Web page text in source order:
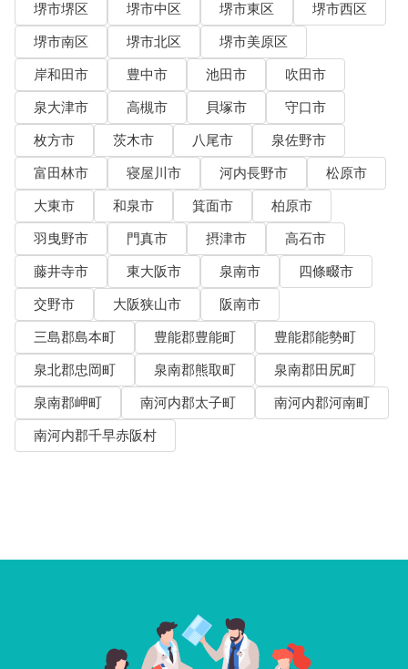
堺市堺区
堺市中区 堺市東区
堺市西区
堺市南区
堺市北区
堺市美原区
岸和田市
豊中市 池田市
吹田市
泉大津市
高槻市 貝塚市
守口市
枚方市
茨木市 八尾市
泉佐野市
富田林市
寝屋川市 河内長野市
松原市
大東市
和泉市 箕面市
柏原市
羽曳野市
門真市 摂津市
高石市
藤井寺市
東大阪市 泉南市
四條畷市
交野市
大阪狭山市
阪南市
三島郡島本町
豊能郡豊能町
豊能郡能勢町
泉北郡忠岡町
泉南郡熊取町
泉南郡田尻町
泉南郡岬町
南河内郡太子町
南河内郡河南町
南河内郡千早赤阪村